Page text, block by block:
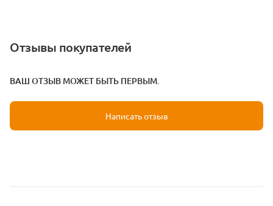
Отзывы покупателей
ВАШ ОТЗЫВ МОЖЕТ БЫТЬ ПЕРВЫМ.
Написать отзыв